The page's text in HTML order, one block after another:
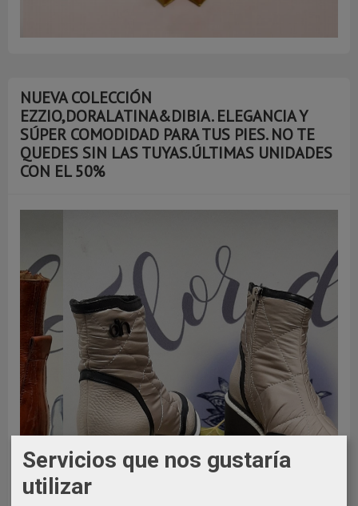
NUEVA COLECCIÓN
EZZIO,DORALATINA&DIBIA. ELEGANCIA Y
SÚPER COMODIDAD PARA TUS PIES. NO TE
QUEDES SIN LAS TUYAS.ÚLTIMAS UNIDADES
CON EL 50%
Servicios que nos gustaría
utilizar